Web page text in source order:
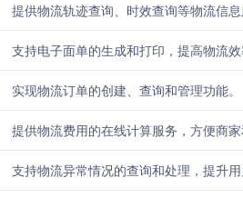
提供物流轨迹查询、时效查询等物流信
支持电子面单的生成和打印，提高物流
实现物流订单的创建、查询和管理功能。
提供物流费用的在线计算服务，方便商
支持物流异常情况的查询和处理，提升